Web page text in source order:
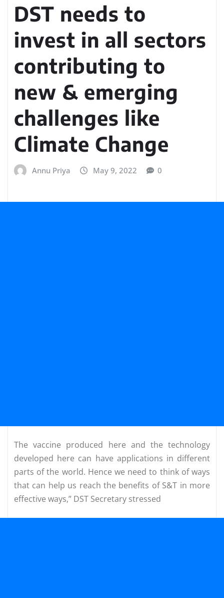
DST needs to
invest in all sectors
contributing to
new & emerging
challenges like
Climate Change
Annu Priya May 9, 2022 0
The vaccine produced here and the technology
developed here can have applications in different
parts of the world. Hence we need to think of ways
that can help us reach the benefits of S&T in more
effective ways,” DST Secretary stressed